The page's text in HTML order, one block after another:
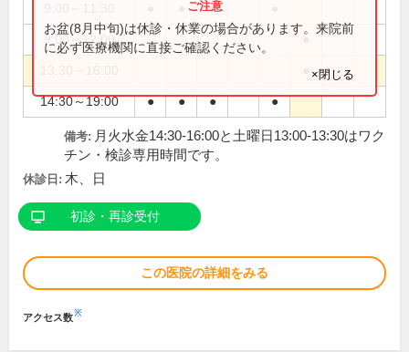
●
9:00～12:00 ●
14:30～19:00 ● ● ● ●
お盆(8月中旬)は休診・休業の場合があります。来院前
に必ず医療機関に直接ご確認ください。
×閉じる
備考: 月火水金14:30-16:00と土曜日13:00-13:30はワク
チン・検診専用時間です。
休診日: 木、日
初診・再診受付
この医院の詳細をみる
アクセス数※